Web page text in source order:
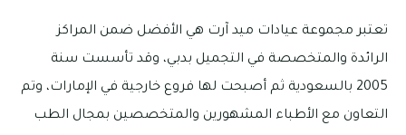
تعتبر مجموعة عيادات ميد آرت هي الأفضل ضمن المراكز
الرائدة والمتخصصة في التجميل بدبي، وقد تأسست سنة
2005 بالسعودية ثم أصبحت لها فروع خارجية في الإمارات، وتم
التعاون مع الأطباء المشهورين والمتخصصين بمجال الطب